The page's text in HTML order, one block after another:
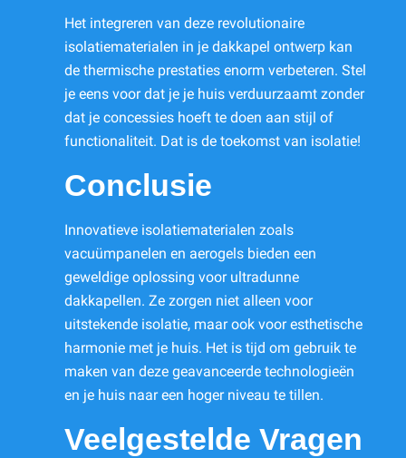
Het integreren van deze revolutionaire
isolatiematerialen in je dakkapel ontwerp kan
de thermische prestaties enorm verbeteren. Stel
je eens voor dat je je huis verduurzaamt zonder
dat je concessies hoeft te doen aan stijl of
functionaliteit. Dat is de toekomst van isolatie!
Conclusie
Innovatieve isolatiematerialen zoals
vacuümpanelen en aerogels bieden een
geweldige oplossing voor ultradunne
dakkapellen. Ze zorgen niet alleen voor
uitstekende isolatie, maar ook voor esthetische
harmonie met je huis. Het is tijd om gebruik te
maken van deze geavanceerde technologieën
en je huis naar een hoger niveau te tillen.
Veelgestelde Vragen